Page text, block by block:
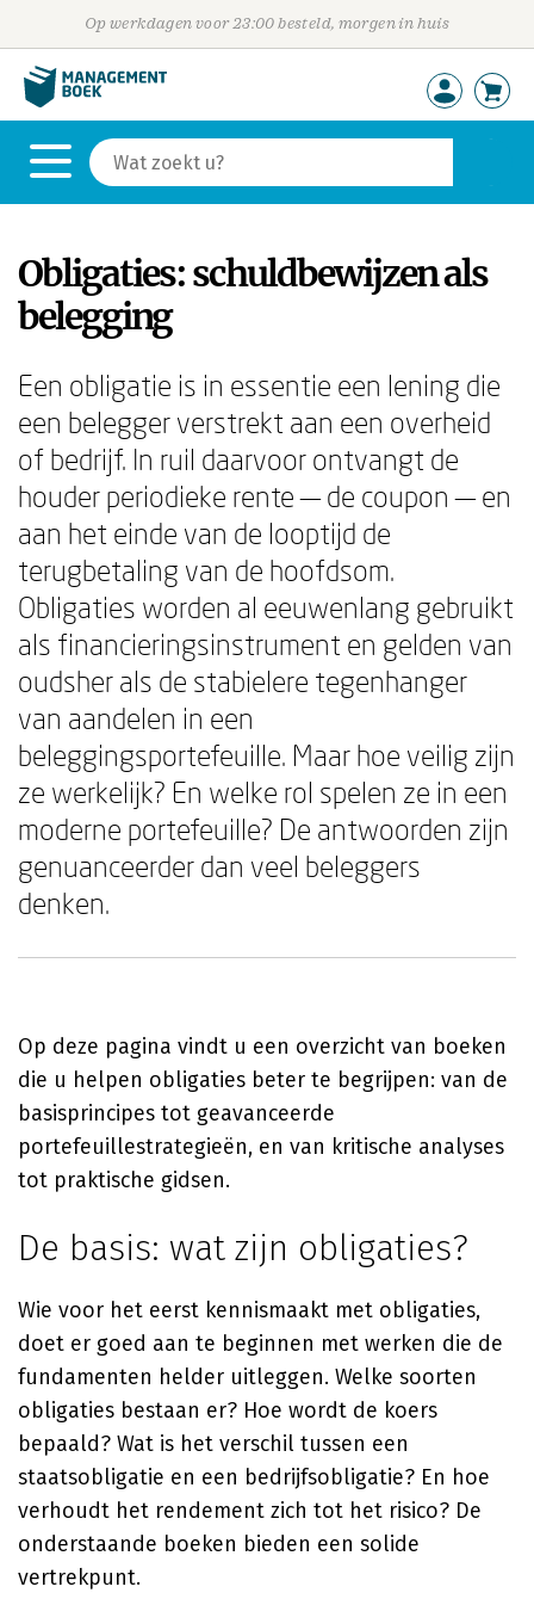
Op werkdagen voor 23:00 besteld, morgen in huis
Obligaties: schuldbewijzen als
belegging
Een obligatie is in essentie een lening die
een belegger verstrekt aan een overheid
of bedrijf. In ruil daarvoor ontvangt de
houder periodieke rente — de coupon — en
aan het einde van de looptijd de
terugbetaling van de hoofdsom.
Obligaties worden al eeuwenlang gebruikt
als financieringsinstrument en gelden van
oudsher als de stabielere tegenhanger
van aandelen in een
beleggingsportefeuille. Maar hoe veilig zijn
ze werkelijk? En welke rol spelen ze in een
moderne portefeuille? De antwoorden zijn
genuanceerder dan veel beleggers
denken.
Op deze pagina vindt u een overzicht van boeken
die u helpen obligaties beter te begrijpen: van de
basisprincipes tot geavanceerde
portefeuillestrategieën, en van kritische analyses
tot praktische gidsen.
De basis: wat zijn obligaties?
Wie voor het eerst kennismaakt met obligaties,
doet er goed aan te beginnen met werken die de
fundamenten helder uitleggen. Welke soorten
obligaties bestaan er? Hoe wordt de koers
bepaald? Wat is het verschil tussen een
staatsobligatie en een bedrijfsobligatie? En hoe
verhoudt het rendement zich tot het risico? De
onderstaande boeken bieden een solide
vertrekpunt.